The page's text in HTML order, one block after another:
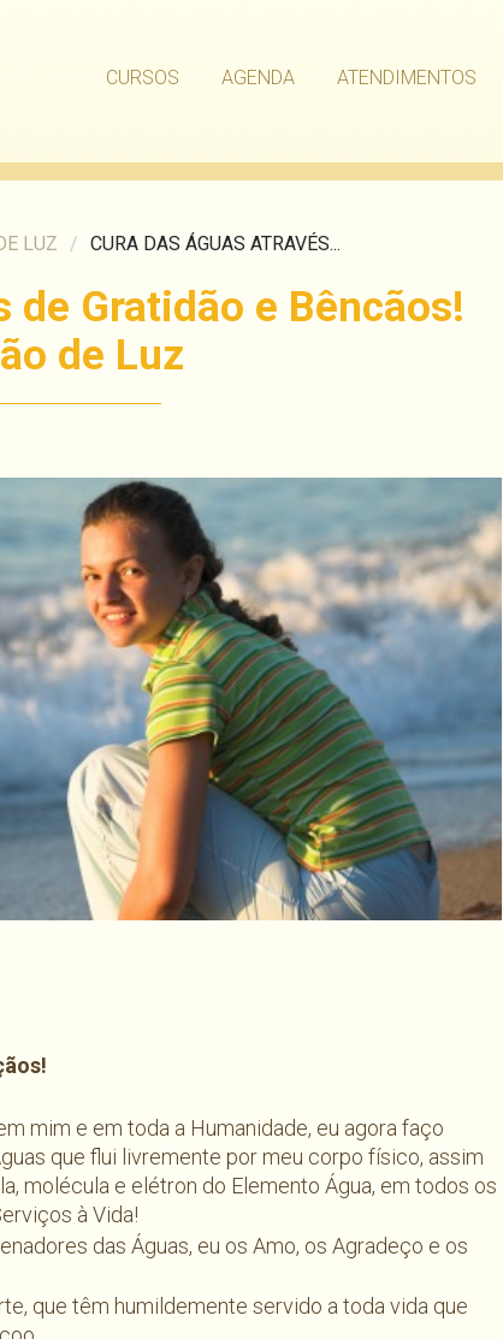
CURSOS AGENDA ATENDIMENTOS
LUZ / CURA DAS ÁGUAS ATRAVÉS...
de Gratidão e Bêncãos!
de Luz
mim e em toda a Humanidade, eu agora faço
que flui livremente por meu corpo físico, assim
molécula e elétron do Elemento Água, em todos os
à Vida!
das Águas, eu os Amo, os Agradeço e os
que têm humildemente servido a toda vida que